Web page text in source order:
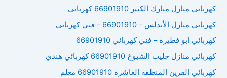
كهربائي منازل مبارك الكبير 66901910 كهربائي
كهربائي منازل الأندلس – 66901910 – فني كهربائي
كهربائي ابو فطيرة – فني كهربائي 66901910
كهربائي منازل جليب الشيوخ 66901910 كهربائي هندي
كهربائي القرين المنطقة العاشرة 66901910 معلم